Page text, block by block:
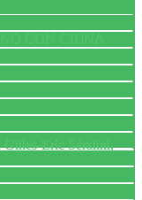
CON CHINA
Eric Séralini,